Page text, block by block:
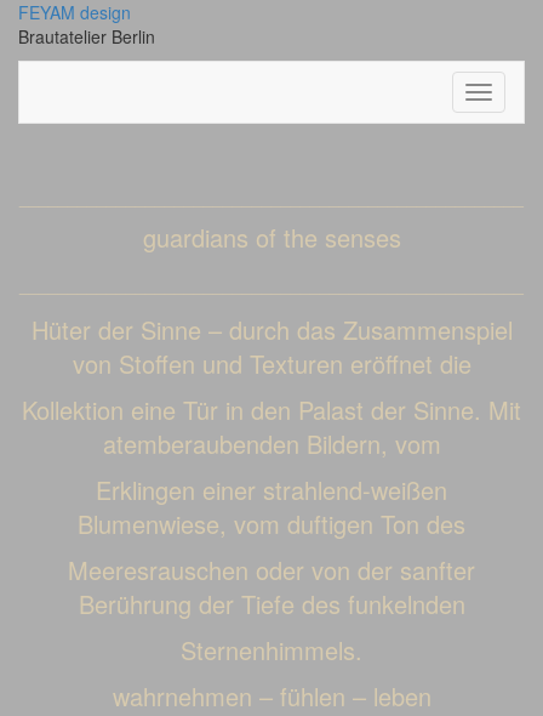
Skip
content
FEYAM design
Brautatelier Berlin
Toggle
guardians of the senses
Hüter der Sinne – durch das Zusammenspiel
von Stoffen und Texturen eröffnet die
Kollektion eine Tür in den Palast der Sinne. Mit
atemberaubenden Bildern, vom
Erklingen einer strahlend-weißen
Blumenwiese, vom duftigen Ton des
Meeresrauschen oder von der sanfter
Berührung der Tiefe des funkelnden
Sternenhimmels.
wahrnehmen – fühlen – leben